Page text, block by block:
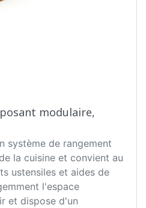
modulaire,
système de rangement
la cuisine et convient au
ustensiles et aides de
l'espace
et dispose d'un